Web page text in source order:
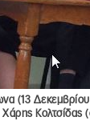
(13
Κολτσίδας